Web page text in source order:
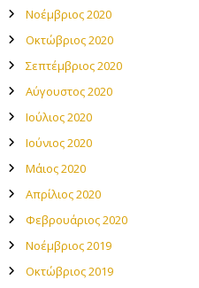
Νοέμβριος 2020
Οκτώβριος 2020
Σεπτέμβριος 2020
Αύγουστος 2020
Ιούλιος 2020
Ιούνιος 2020
Μάιος 2020
Απρίλιος 2020
Φεβρουάριος 2020
Νοέμβριος 2019
Οκτώβριος 2019